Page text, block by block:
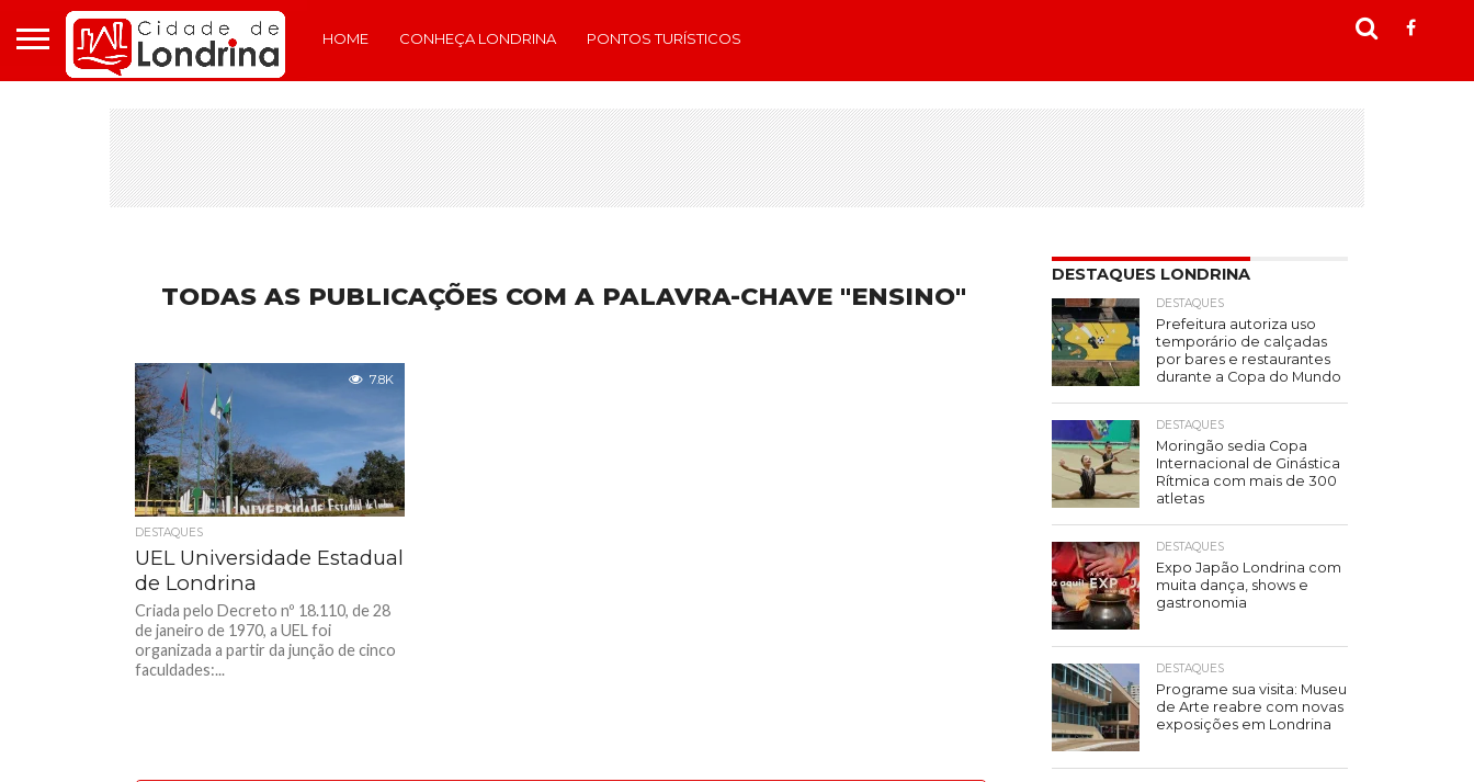
HOME CONHEÇA LONDRINA PONTOS TURÍSTICOS
TODAS AS PUBLICAÇÕES COM A PALAVRA-CHAVE "ENSINO"
7.8K
DESTAQUES
UEL Universidade Estadual
de Londrina
Criada pelo Decreto nº 18.110, de 28
de janeiro de 1970, a UEL foi
organizada a partir da junção de cinco
faculdades:...
DESTAQUES LONDRINA
DESTAQUES
Prefeitura autoriza uso
temporário de calçadas
por bares e restaurantes
durante a Copa do Mundo
DESTAQUES
Moringão sedia Copa
Internacional de Ginástica
Rítmica com mais de 300
atletas
DESTAQUES
Expo Japão Londrina com
muita dança, shows e
gastronomia
DESTAQUES
Programe sua visita: Museu
de Arte reabre com novas
exposições em Londrina